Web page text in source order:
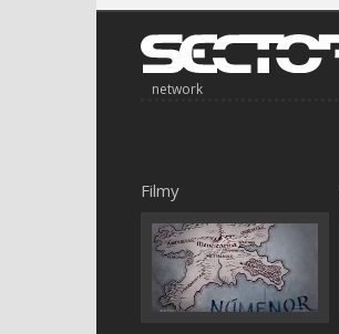
network
Filmy